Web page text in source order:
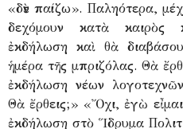
«δὲν παίζω». Παληότερα,
δεχόμουν κατὰ καιρὸς
ἐκδήλωση καὶ θὰ
ἡμέρα τῆς μπριζόλας. Θὰ
ἐκδήλωση νέων
Θὰ ἔρθεις;» «Ὄχι, ἐγὼ
ἐκδήλωση στὸ Ἵδρυμα